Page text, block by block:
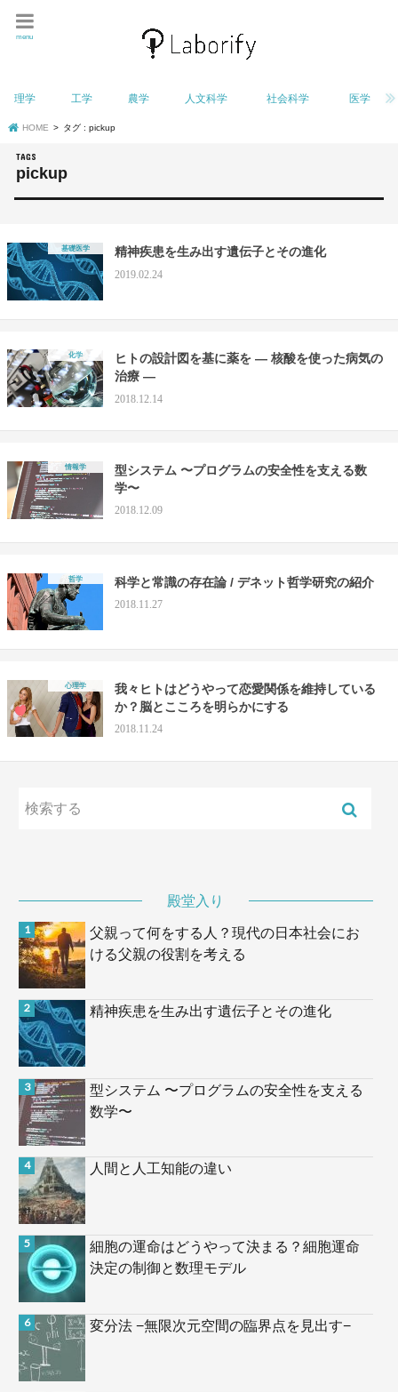
menu
理学 工学 農学 人文科学 社会科学 医学
HOME タグ : pickup
pickup
基礎医学 精神疾患を生み出す遺伝子とその進化
2019.02.24
化学
ヒトの設計図を基に薬を — 核酸を使った病気の
治療 —
2018.12.14
情報学
型システム 〜プログラムの安全性を支える数
学〜
2018.12.09
哲学 科学と常識の存在論 / デネット哲学研究の紹介
2018.11.27
心理学
我々ヒトはどうやって恋愛関係を維持している
か？脳とこころを明らかにする
2018.11.24
殿堂入り
父親って何をする人？現代の日本社会にお
ける父親の役割を考える
精神疾患を生み出す遺伝子とその進化
型システム 〜プログラムの安全性を支える
数学〜
人間と人工知能の違い
細胞の運命はどうやって決まる？細胞運命
決定の制御と数理モデル
変分法 −無限次元空間の臨界点を見出す−